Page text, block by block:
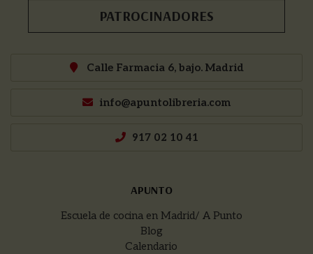
PATROCINADORES
Calle Farmacia 6, bajo. Madrid
info@apuntolibreria.com
917 02 10 41
APUNTO
Escuela de cocina en Madrid/ A Punto
Blog
Calendario